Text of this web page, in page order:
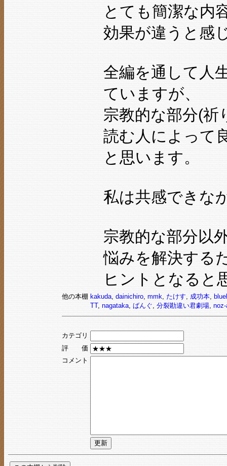
とても簡潔な内
効果が違うと感
全編を通して人
ていますが、
宗教的な部分(祈
読む人によって
と思います。
私は共感できな
宗教的な部分以
悩みを解決する
ヒントとなると
他の本棚 kakuda, dainichiro, mmk, たけす, 成功本,
TT, nagataka, ばんぐ, 分裂勘違い君劇場,
カテゴリ
評 価
コメント